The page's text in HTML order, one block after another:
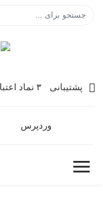
پشتیبانی ۳ نماد اعتبار
وردپرس